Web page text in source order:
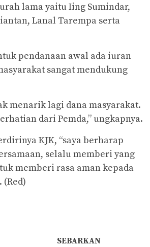
lama yaitu Iing Sumindar,
Lanal Tarempa serta
pendanaan awal ada iuran
sangat mendukung
menarik lagi dana masyarakat.
dari Pemda,” ungkapnya.
KJK, “saya berharap
selalu memberi yang
memberi rasa aman kepada
SEBARKAN